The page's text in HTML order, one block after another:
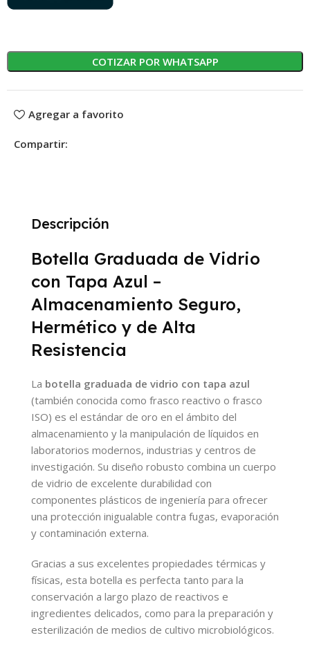
COTIZAR POR WHATSAPP
Agregar a favorito
Compartir:
Descripción
Botella Graduada de Vidrio
con Tapa Azul –
Almacenamiento Seguro,
Hermético y de Alta
Resistencia
La botella graduada de vidrio con tapa azul
(también conocida como frasco reactivo o frasco
ISO) es el estándar de oro en el ámbito del
almacenamiento y la manipulación de líquidos en
laboratorios modernos, industrias y centros de
investigación. Su diseño robusto combina un cuerpo
de vidrio de excelente durabilidad con
componentes plásticos de ingeniería para ofrecer
una protección inigualable contra fugas, evaporación
y contaminación externa.
Gracias a sus excelentes propiedades térmicas y
físicas, esta botella es perfecta tanto para la
conservación a largo plazo de reactivos e
ingredientes delicados, como para la preparación y
esterilización de medios de cultivo microbiológicos.